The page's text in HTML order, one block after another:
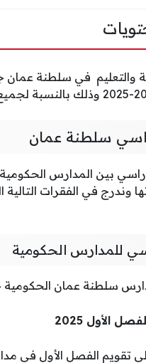
والتعليم في سلطنة عمان
سلطنة عمان
بين المدارس
وندرج في الفقرات
للمدارس الحكومية
سلطنة عمان الحكومية
الأول 2025
تقويم الفصل الأول في